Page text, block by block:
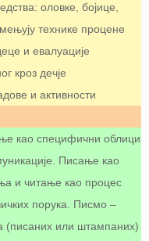
оловке, бојице,
технике процене
и евалуације
кроз дечје
и активности
као специфични облици
Писање као
и читање као процес
порука. Писмо –
(писаних или штампаних)